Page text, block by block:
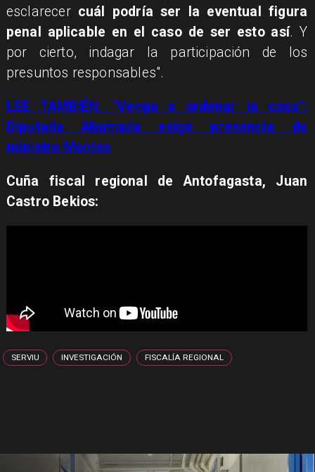
esclarecer cuál podría ser la eventual figura
penal aplicable en el caso de ser esto así. Y
por cierto, indagar la participación de los
presuntos responsables".
LEE TAMBIÉN: "Venga a ordenar la casa":
Diputada Ahumada exige presencia de
ministro Montes
Cuña fiscal regional de Antofagasta, Juan
Castro Bekios:
SERVIU INVESTIGACIÓN FISCALÍA REGIONAL